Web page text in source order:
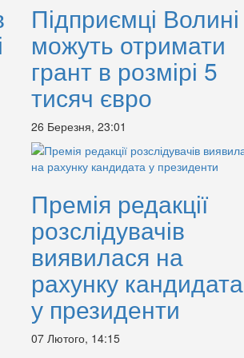
Підприємці Волині
можуть отримати
грант в розмірі 5
тисяч євро
26 Березня, 23:01
Премія редакції
розслідувачів
виявилася на
рахунку кандидата
у президенти
07 Лютого, 14:15